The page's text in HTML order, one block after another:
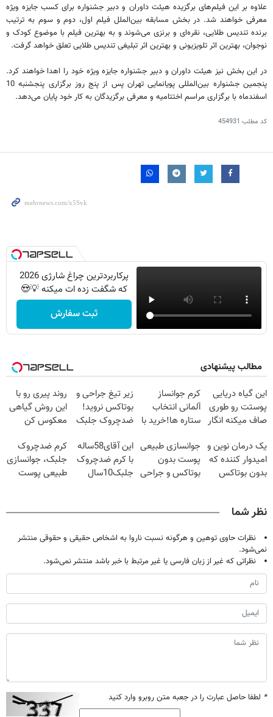
علاوه بر این فیلم‌های برگزیده هیئت داوران و دبیر جشنواره برای کسب جایزه ویژه
معرفی خواهند شد. در بخش مسابقه بین‌الملل فیلم اول، دوم و سوم به ترتیب
برنده تندیس طلایی، نقره‌ای و برنزی می‌شوند و به بهترین فیلم با موضوع کودک و
نوجوان، بهترین اثر تلویزیونی و بهترین اثر تبلیغی تندیس طلایی تعلق خواهد گرفت.
در این بخش نیز هیئت داوران و دبیر جشنواره جایزه ویژه خود را اهدا خواهند کرد.
پنجمین جشنواره بین‌المللی پویانمایی تهران پس از پنج روز برگزاری پنجشنبه 10
اسفندماه با برگزاری مراسم اختتامیه و معرفی برگزیدگان به کار خود پایان می‌دهد.
کد مطلب 454931
پرکاربردترین چراغ شارژی 2026
که شگفت زده ات میکنه 💡😍
ثبت سفارش
مطالب پیشنهادی
این گیاه دریایی
پوستت رو طوری
صاف میکنه انگار
شدی🔥
کرم جوانساز
آلمانی انتخاب
ستاره ها!خرید با
زیر تیغ جراحی و
بوتاکس نروید!
ضدچروک جلبک
روند پیری رو با
این روش گیاهی
معکوس کن
یک درمان نوین و
امیدوار کننده که
بدون بوتاکس
جوانسازی طبیعی
پوست بدون
بوتاکس و جراحی
این آقای58ساله
با کرم ضدچروک
جلبک10سال
تخفیف)
کرم ضدچروک
جلبک، جوانسازی
طبیعی پوست
نظر شما
نظرات حاوی توهین و هرگونه نسبت ناروا به اشخاص حقیقی و حقوقی منتشر
نمی‌شود.
نظراتی که غیر از زبان فارسی یا غیر مرتبط با خبر باشد منتشر نمی‌شود.
* لطفا حاصل عبارت را در جعبه متن روبرو وارد کنید